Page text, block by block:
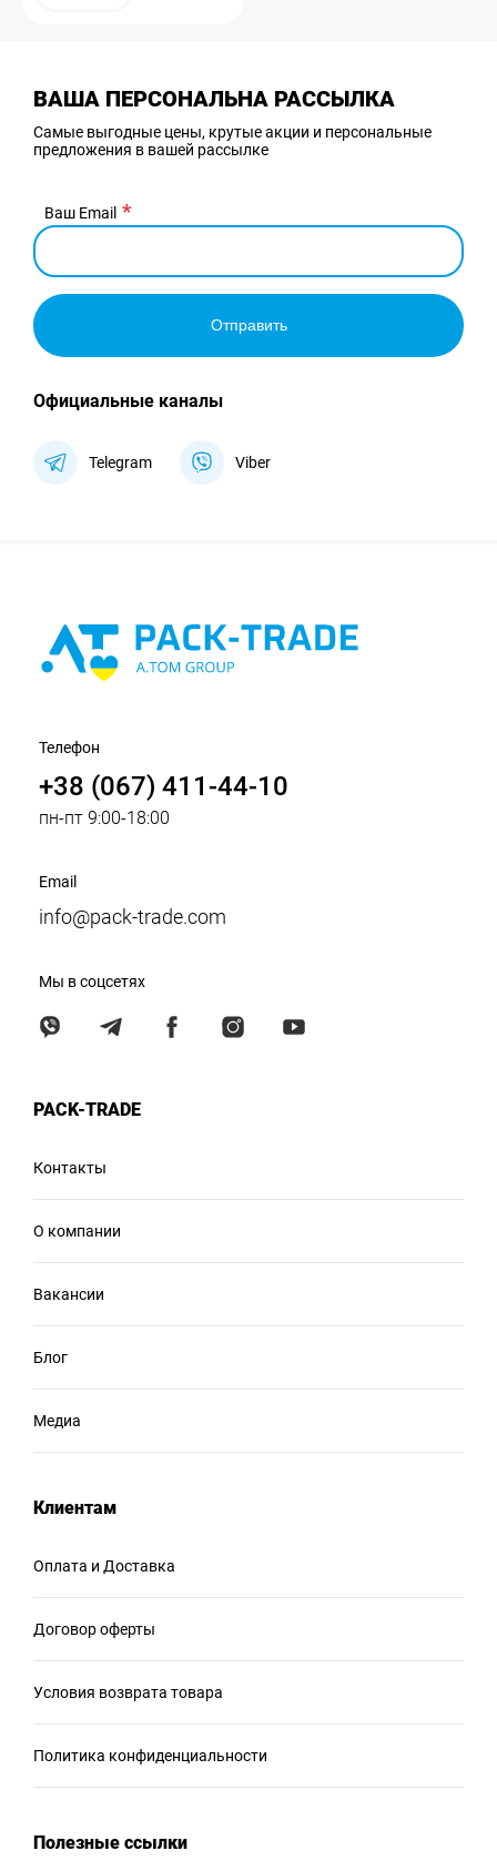
ВАША ПЕРСОНАЛЬНА РАССЫЛКА
Самые выгодные цены, крутые акции и персональные
предложения в вашей рассылке
Ваш Email
Отправить
Официальные каналы
Telegram Viber
Телефон
+38 (067) 411-44-10
пн-пт 9:00-18:00
Email
info@pack-trade.com
Мы в соцсетях
PACK-TRADE
Контакты
О компании
Вакансии
Блог
Медиа
Клиентам
Оплата и Доставка
Договор оферты
Условия возврата товара
Политика конфиденциальности
Полезные ссылки